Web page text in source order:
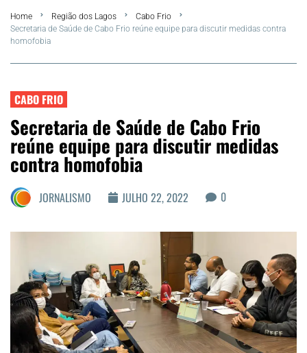
Summer
Araruama
Região dos Lagos
Agenda Cultural
Colunistas
Matérias Exclusivas
Home Região dos Lagos
Cabo Frio
Secretaria de Saúde de Cabo Frio reúne equipe para discutir medidas contra
homofobia
CABO FRIO
Secretaria de Saúde de Cabo Frio
reúne equipe para discutir medidas
contra homofobia
JORNALISMO JULHO 22, 2022 0